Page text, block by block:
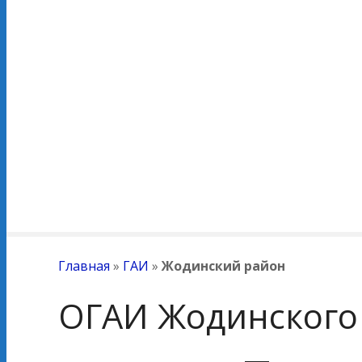
Главная » ГАИ » Жодинский район
ОГАИ